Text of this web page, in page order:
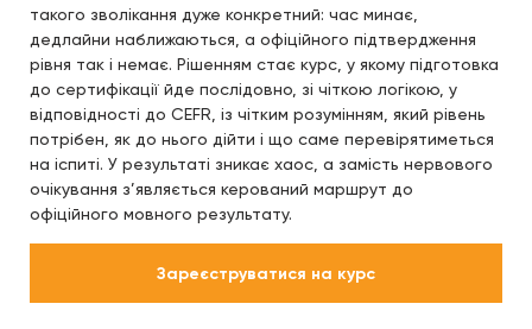
такого зволікання дуже конкретний: час минає,
дедлайни наближаються, а офіційного підтвердження
рівня так і немає. Рішенням стає курс, у якому підготовка
до сертифікації йде послідовно, зі чіткою логікою, у
відповідності до CEFR, із чітким розумінням, який рівень
потрібен, як до нього дійти і що саме перевірятиметься
на іспиті. У результаті зникає хаос, а замість нервового
очікування з’являється керований маршрут до
офіційного мовного результату.
Зареєструватися на курс